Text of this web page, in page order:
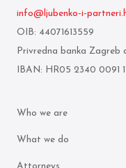
info@ljubenko-i-
OIB: 44071613559
Privredna banka Zagreb
IBAN: HR05 2340 0091
Who we are
What we do
Attorneys